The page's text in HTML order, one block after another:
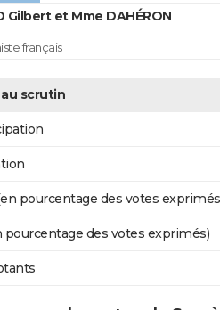
Gilbert et Mme DAHÉRON
français
scrutin
pourcentage des votes
pourcentage des votes exprimés)